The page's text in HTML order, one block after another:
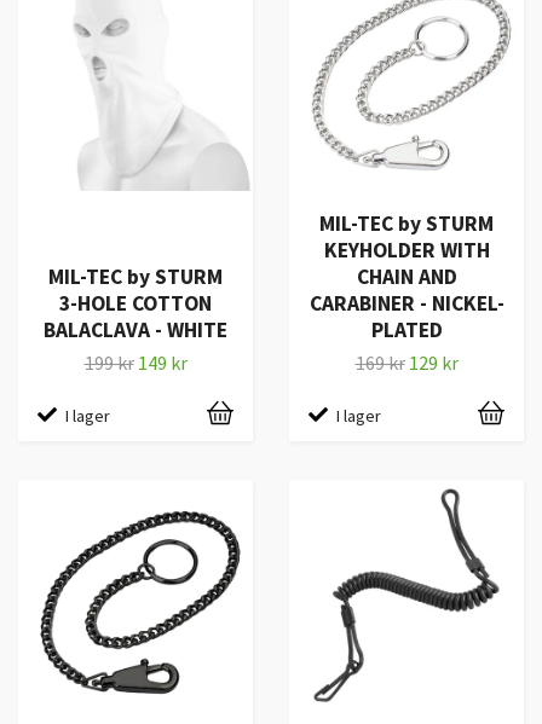
MIL-TEC by STURM
3-HOLE COTTON
BALACLAVA - WHITE
199 kr 149 kr
I lager
MIL-TEC by STURM
KEYHOLDER WITH
CHAIN AND
CARABINER - NICKEL-
PLATED
169 kr 129 kr
I lager